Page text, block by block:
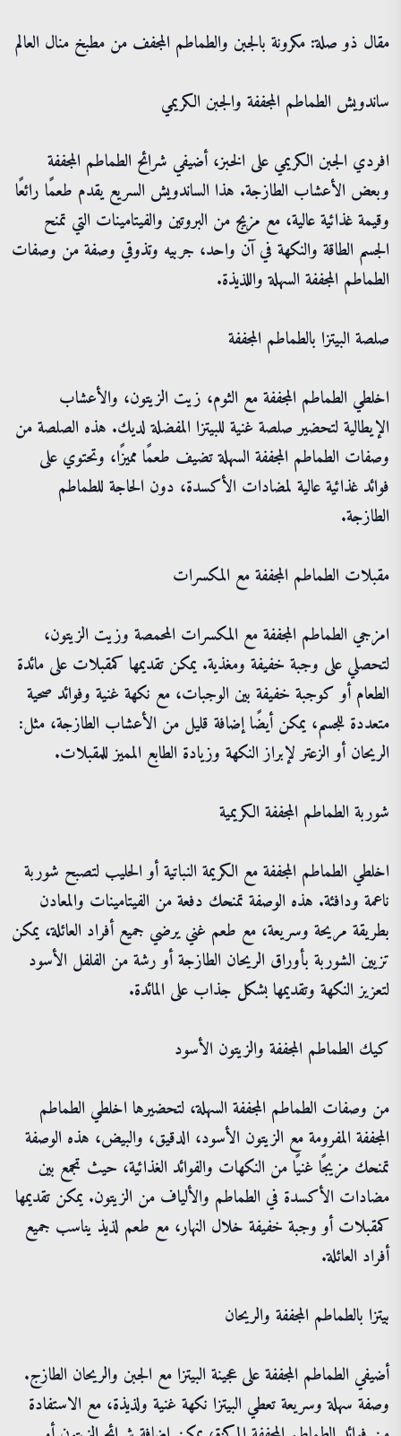
مقال ذو صلة: مكرونة بالجبن والطماطم المجفف من مطبخ منال العالم
ساندويش الطماطم المجففة والجبن الكريمي
افردي الجبن الكريمي على الخبز، أضيفي شرائح الطماطم المجففة
وبعض الأعشاب الطازجة. هذا الساندويش السريع يقدم طعمًا رائعًا
وقيمة غذائية عالية، مع مزيج من البروتين والفيتامينات التي تمنح
الجسم الطاقة والنكهة في آن واحد، جربيه وتذوقي وصفة من وصفات
الطماطم المجففة السهلة واللذيذة.
صلصة البيتزا بالطماطم المجففة
اخلطي الطماطم المجففة مع الثوم، زيت الزيتون، والأعشاب
الإيطالية لتحضير صلصة غنية للبيتزا المفضلة لديك. هذه الصلصة من
وصفات الطماطم المجففة السهلة تضيف طعمًا مميزًا، وتحتوي على
فوائد غذائية عالية لمضادات الأكسدة، دون الحاجة للطماطم
الطازجة.
مقبلات الطماطم المجففة مع المكسرات
امزجي الطماطم المجففة مع المكسرات المحمصة وزيت الزيتون،
لتحصلي على وجبة خفيفة ومغذية. يمكن تقديمها كمقبلات على مائدة
الطعام أو كوجبة خفيفة بين الوجبات، مع نكهة غنية وفوائد صحية
متعددة للجسم، يمكن أيضًا إضافة قليل من الأعشاب الطازجة، مثل:
الريحان أو الزعتر لإبراز النكهة وزيادة الطابع المميز للمقبلات.
شوربة الطماطم المجففة الكريمية
اخلطي الطماطم المجففة مع الكريمة النباتية أو الحليب لتصبح شوربة
ناعمة ودافئة. هذه الوصفة تمنحك دفعة من الفيتامينات والمعادن
بطريقة مريحة وسريعة، مع طعم غني يرضي جميع أفراد العائلة، يمكن
تزيين الشوربة بأوراق الريحان الطازجة أو رشة من الفلفل الأسود
لتعزيز النكهة وتقديمها بشكل جذاب على المائدة.
كيك الطماطم المجففة والزيتون الأسود
من وصفات الطماطم المجففة السهلة، لتحضيرها اخلطي الطماطم
المجففة المفرومة مع الزيتون الأسود، الدقيق، والبيض، هذه الوصفة
تمنحك مزيجًا غنيًا من النكهات والفوائد الغذائية، حيث تجمع بين
مضادات الأكسدة في الطماطم والألياف من الزيتون. يمكن تقديمها
كمقبلات أو وجبة خفيفة خلال النهار، مع طعم لذيذ يناسب جميع
أفراد العائلة.
بيتزا بالطماطم المجففة والريحان
أضيفي الطماطم المجففة على عجينة البيتزا مع الجبن والريحان الطازج.
وصفة سهلة وسريعة تعطي البيتزا نكهة غنية ولذيذة، مع الاستفادة